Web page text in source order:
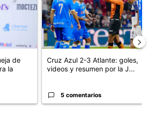
de
la
Cruz Azul 2-3 Atlante: goles,
videos y resumen por la J...
5 comentarios